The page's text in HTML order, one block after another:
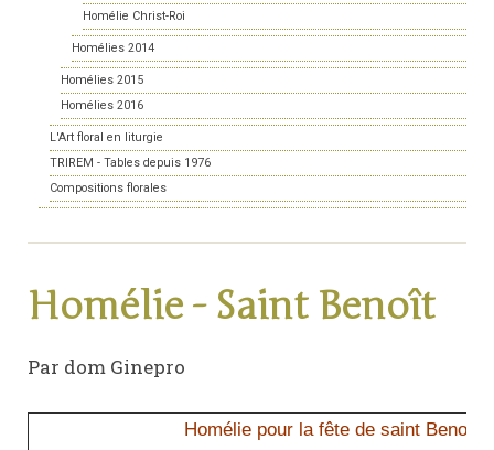
Homélie Christ-Roi
Homélies 2014
Homélies 2015
Homélies 2016
L'Art floral en liturgie
TRIREM - Tables depuis 1976
Compositions florales
Homélie - Saint Benoît
Par dom Ginepro
Homélie pour la fête de saint Benoît